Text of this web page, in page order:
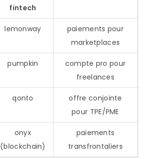
fintech
lemonway
paiements pour
marketplaces
pumpkin
compte pro pour
freelances
qonto
offre conjointe
pour TPE/PME
onyx
(blockchain)
paiements
transfrontaliers